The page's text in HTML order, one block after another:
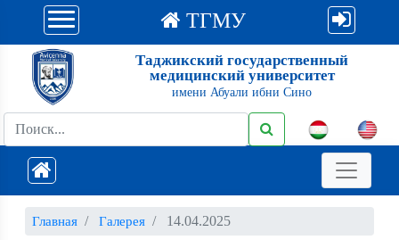
ТГМУ
Таджикский государственный
медицинский университет
имени Абуали ибни Сино
Главная Галерея 14.04.2025